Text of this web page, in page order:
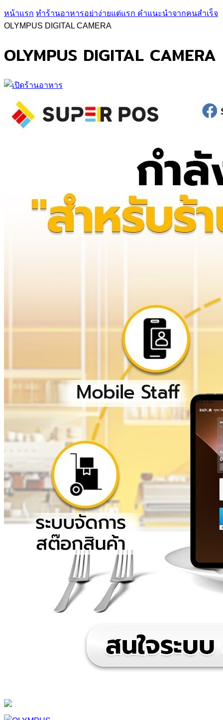
หน้าแรก ทำร้านอาหารอย่าง่ายแต่แรก คำแนะนำจากคนสำเร็จ
OLYMPUS DIGITAL CAMERA
OLYMPUS DIGITAL CAMERA